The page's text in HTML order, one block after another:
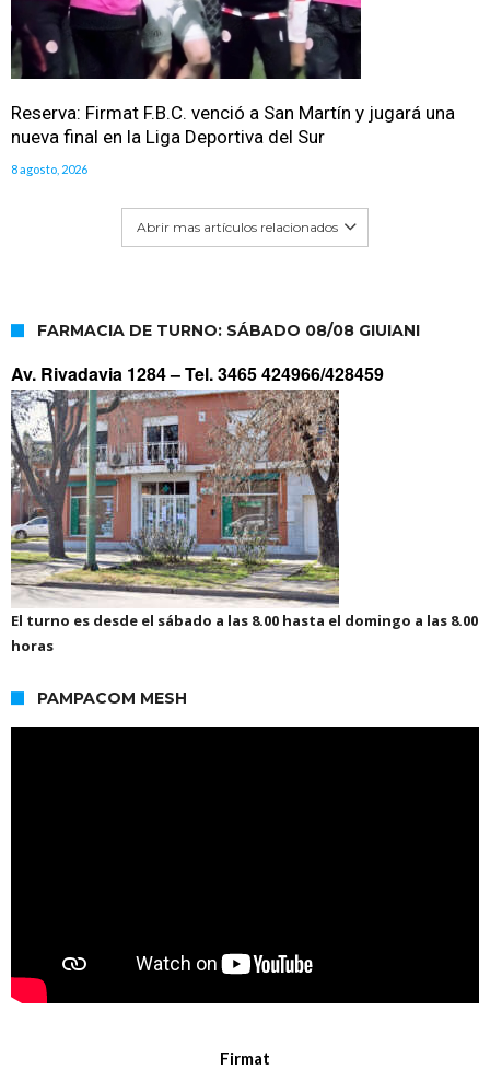
Reserva: Firmat F.B.C. venció a San Martín y jugará una
nueva final en la Liga Deportiva del Sur
8 agosto, 2026
Abrir mas artículos relacionados
FARMACIA DE TURNO: SÁBADO 08/08 GIUIANI
Av. Rivadavia 1284 –Tel. 3465 424966/428459
El turno es desde el sábado a las 8.00 hasta el domingo a las 8.00
horas
PAMPACOM MESH
Firmat